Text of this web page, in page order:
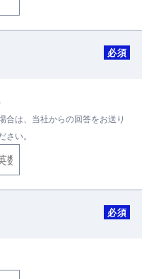
必須
合は、当社からの回答をお送り
い。
必須